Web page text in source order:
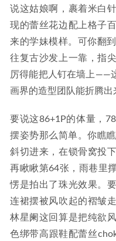
说这姑娘啊，裹着米白
现的蕾丝花边配上格子
来的学妹模样。可你翻
往复古沙发上一靠，指
厉得能把人钉在墙上——
画界的造型团队能折腾出
要说这86+1P的体量，
摆姿势那么简单。你瞧
斜切进来，在锁骨窝投
再瞅瞅第64张，雨巷里
愣是拍出了珠光效果。
连裙摆被风吹起的褶皱
林星阑这回算是把纯欲
色绑带高跟鞋配蕾丝